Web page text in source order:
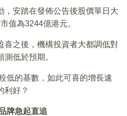
，安踏在發佈公告後股價單日大
值為3244億港元。
喜之後，機構投資者大都調低對
低於預期。
低的基數，如此可喜的增長速
利好？
牌急起直追